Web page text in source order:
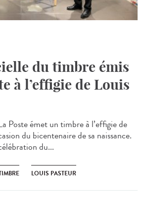
du timbre émis
à l’effigie de Louis
Poste émet un timbre à l’effigie de
du bicentenaire de sa naissance.
du...
LOUIS PASTEUR